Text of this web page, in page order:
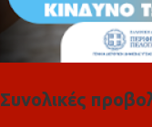
Συνολικές